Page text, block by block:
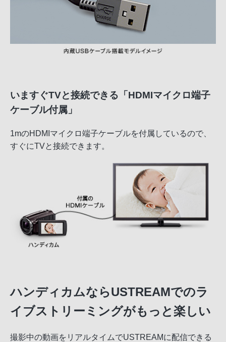
いますぐTVと接続できる「HDMIマイクロ端子
ケーブル付属」
1mのHDMIマイクロ端子ケーブルを付属しているので、
すぐにTVと接続できます。
ハンディカムならUSTREAMでのラ
イブストリーミングがもっと楽しい
撮影中の動画をリアルタイムでUSTREAMに配信できる